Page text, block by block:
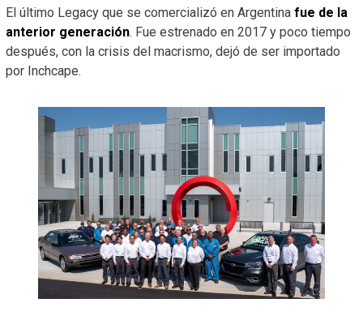
El último Legacy que se comercializó en Argentina fue de la
anterior generación. Fue estrenado en 2017 y poco tiempo
después, con la crisis del macrismo, dejó de ser importado
por Inchcape.